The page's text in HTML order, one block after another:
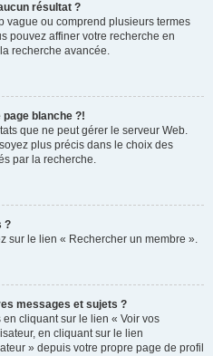
résultat ?
vague ou comprend plusieurs termes
pouvez affiner votre recherche en
recherche avancée.
blanche ?!
que ne peut gérer le serveur Web.
plus précis dans le choix des
par la recherche.
?
sur le lien « Rechercher un membre ».
messages et sujets ?
cliquant sur le lien « Voir vos
en cliquant sur le lien
» depuis votre propre page de profil